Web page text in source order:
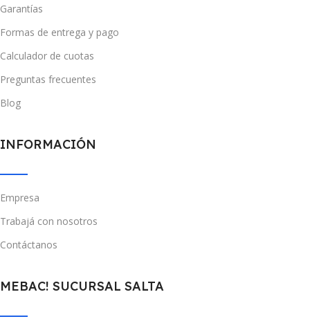
Garantías
Formas de entrega y pago
Calculador de cuotas
Preguntas frecuentes
Blog
INFORMACIÓN
Empresa
Trabajá con nosotros
Contáctanos
MEBAC! SUCURSAL SALTA